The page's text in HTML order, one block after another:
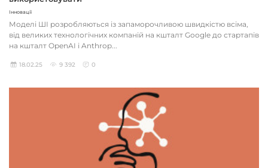
Інновації
Моделі ШІ розробляються із запаморочливою швидкістю всіма,
від великих технологічних компаній на кшталт Google до стартапів
на кшталт OpenAI і Anthrop...
18.02.25 9 392 0